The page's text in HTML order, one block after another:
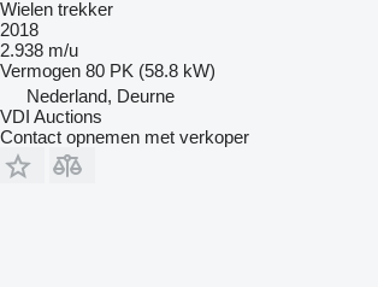
Wielen trekker
2018
2.938 m/u
Vermogen 80 PK (58.8 kW)
Nederland, Deurne
VDI Auctions
Contact opnemen met verkoper